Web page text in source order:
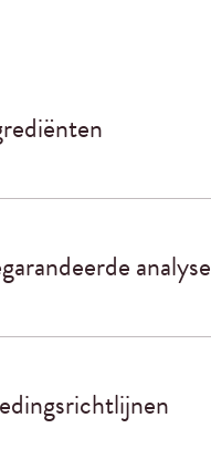
analyse